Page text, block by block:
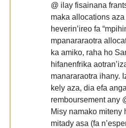
@ ilay fisainana
maka allocations
heverin’ireo fa
mpanararaotra
ka amiko, raha ho
hifanenfrika
manararaotra ihany.
kely aza, dia efa
remboursement any
Misy namako miteny
mitady asa (fa